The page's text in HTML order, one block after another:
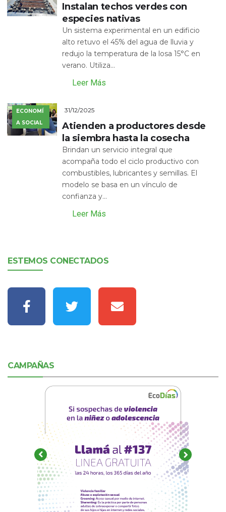
Instalan techos verdes con
especies nativas
Un sistema experimental en un edificio
alto retuvo el 45% del agua de lluvia y
redujo la temperatura de la losa 15°C en
verano. Utiliza...
Leer Más
ECONOMÍ
A SOCIAL
31/12/2025
Atienden a productores desde
la siembra hasta la cosecha
Brindan un servicio integral que
acompaña todo el ciclo productivo con
combustibles, lubricantes y semillas. El
modelo se basa en un vínculo de
confianza y...
Leer Más
ESTEMOS CONECTADOS
CAMPAÑAS